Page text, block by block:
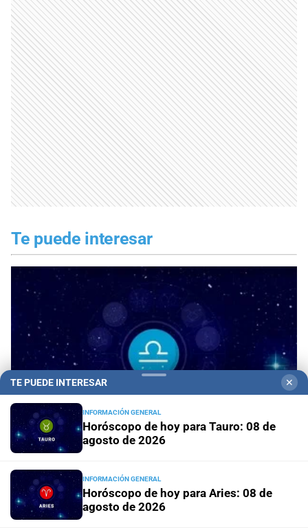
Te puede interesar
Horóscopo de hoy para Libra: 08 de agosto de
2026
TE PUEDE INTERESAR ✕
INFORMACIÓN GENERAL
Horóscopo de hoy para Tauro: 08 de
agosto de 2026
INFORMACIÓN GENERAL
Horóscopo de hoy para Aries: 08 de
agosto de 2026